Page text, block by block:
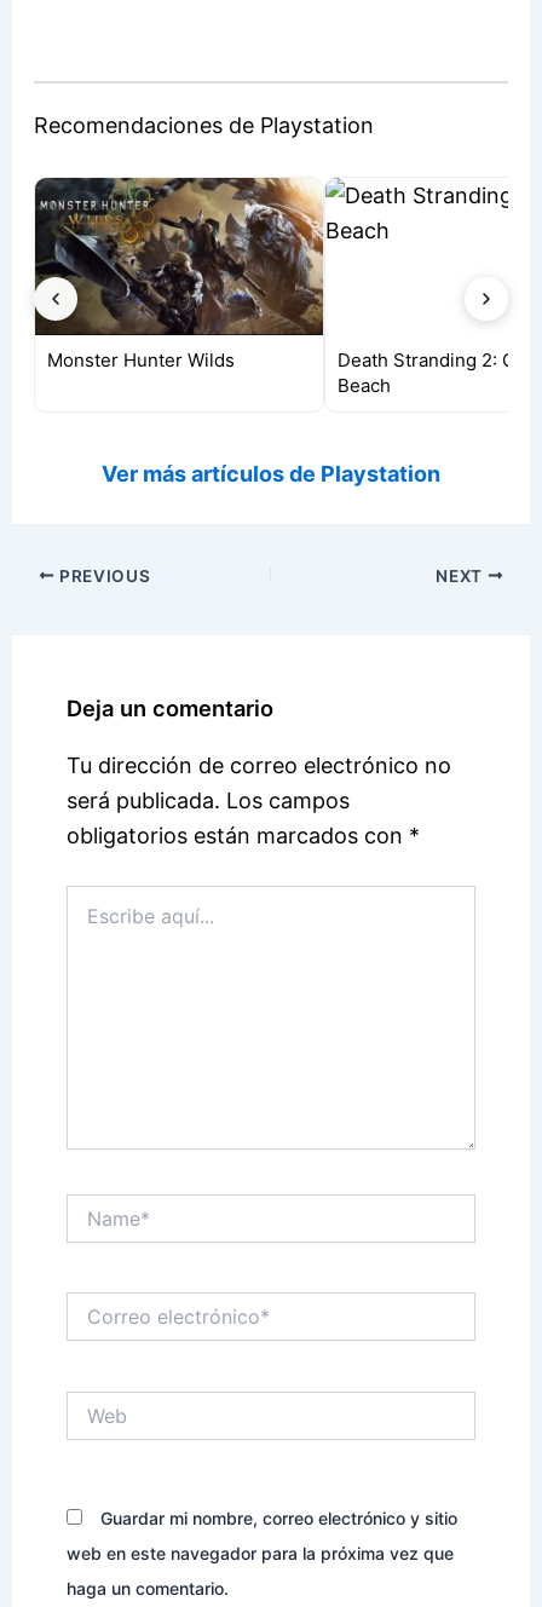
Recomendaciones de Playstation
Monster Hunter Wilds
Death Stranding 2: On
Beach
Ver más artículos de Playstation
PREVIOUS NEXT
Deja un comentario
Tu dirección de correo electrónico no
será publicada. Los campos
obligatorios están marcados con *
aquí...
electrónico*
Guardar mi nombre, correo electrónico y sitio
web en este navegador para la próxima vez que
haga un comentario.